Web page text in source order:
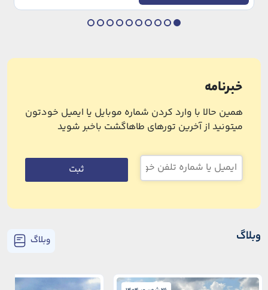
خبرنامه
همین حالا با وارد کردن شماره موبایل یا ایمیل خودتون
میتونید از آخرین تورهای طاهاگشت باخبر شوید
ثبت
وبلاگ وبلاگ